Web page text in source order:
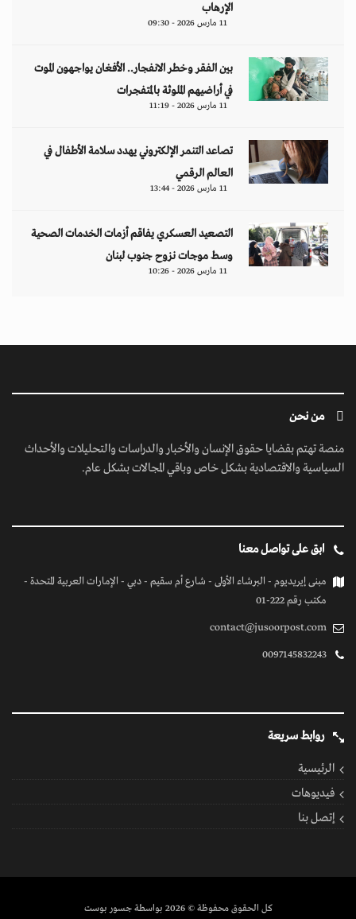
الإرهاب
11 مارس 2026 - 09:30
بين الفقر وخطر الانفجار.. الأفغان يواجهون الموت
في أراضيهم الملوثة بالمتفجرات
11 مارس 2026 - 11:19
تصاعد التنمر الإلكتروني يهدد سلامة الأطفال في
العالم الرقمي
11 مارس 2026 - 13:44
التصعيد العسكري يفاقم أزمات الخدمات الصحية
وسط موجات نزوح جنوب لبنان
11 مارس 2026 - 10:26
من نحن
منصة تهتم بقضايا حقوق الإنسان والأخبار والدراسات والتحليلات والأحداث
السياسية والاقتصادية بشكل خاص وباقي المجالات بشكل عام.
ابق على تواصل معنا
مبنى إيريديوم - البرشاء الأولى - شارع أم سقيم - دبي - الإمارات العربية المتحدة -
مكتب رقم 222-01
contact@jusoorpost.com
0097145832243
روابط سريعة
الرئيسية
فيديوهات
إتصل بنا
كل الحقوق محفوظة© 2026 بواسطة جسور بوست